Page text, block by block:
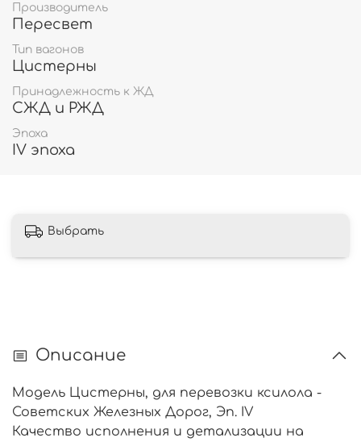
Производитель
Пересвет
Тип вагонов
Цистерны
Принадлежность к ЖД
СЖД и РЖД
Эпоха
IV эпоха
Выбрать
Описание
Модель Цистерны, для перевозки ксилола -
Советских Железных Дорог, Эп. IV
Качество исполнения и детализации на